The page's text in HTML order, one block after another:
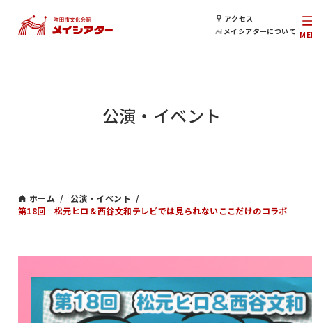
アクセス
メイシアターについて
公演・イベント
ホーム
公演・イベント
第18回 松元ヒロ＆西谷文和テレビでは見られないここだけのコラボ